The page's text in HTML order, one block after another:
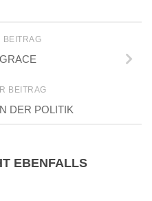
BEITRAG
BEITRAG
DER POLITIK
EBENFALLS